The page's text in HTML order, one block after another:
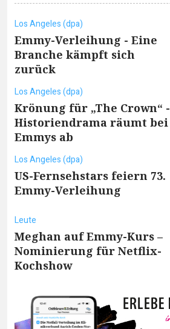
Los Angeles (dpa)
Emmy-Verleihung - Eine
Branche kämpft sich
zurück
Los Angeles (dpa)
Krönung für „The Crown“ -
Historiendrama räumt bei
Emmys ab
Los Angeles (dpa)
US-Fernsehstars feiern 73.
Emmy-Verleihung
Leute
Meghan auf Emmy-Kurs –
Nominierung für Netflix-
Kochshow